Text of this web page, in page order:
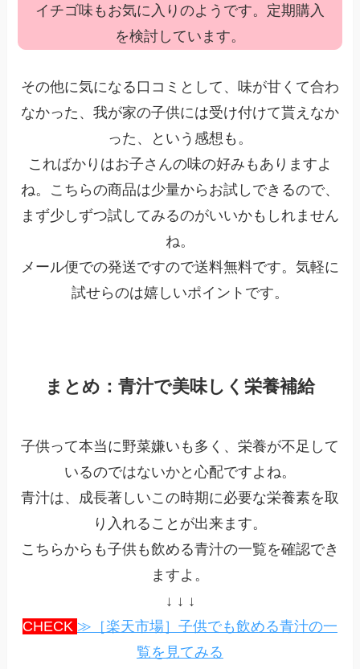
イチゴ味もお気に入りのようです。定期購入
を検討しています。
その他に気になる口コミとして、味が甘くて合わ
なかった、我が家の子供には受け付けて貰えなか
った、という感想も。
こればかりはお子さんの味の好みもありますよ
ね。こちらの商品は少量からお試しできるので、
まず少しずつ試してみるのがいいかもしれません
ね。
メール便での発送ですので送料無料です。気軽に
試せらのは嬉しいポイントです。
まとめ：青汁で美味しく栄養補給
子供って本当に野菜嫌いも多く、栄養が不足して
いるのではないかと心配ですよね。
青汁は、成長著しいこの時期に必要な栄養素を取
り入れることが出来ます。
こちらからも子供も飲める青汁の一覧を確認でき
ますよ。
↓ ↓ ↓
CHECK ≫［楽天市場］子供でも飲める青汁の一
覧を見てみる